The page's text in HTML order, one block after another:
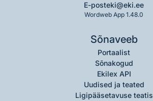
E-posteki@eki.ee
Wordweb App 1.48.0
Sõnaveeb
Portaalist
Sõnakogud
Ekilex API
Uudised ja teated
Ligipääsetavuse teatis